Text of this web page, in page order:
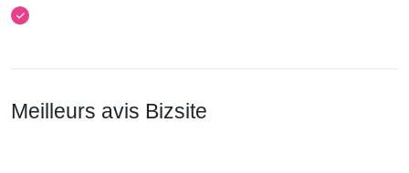
Meilleurs avis Bizsite